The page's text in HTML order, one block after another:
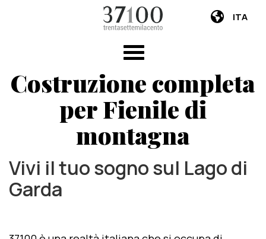
ITA
Costruzione completa
per Fienile di
montagna
Vivi il tuo sogno sul Lago di
Garda